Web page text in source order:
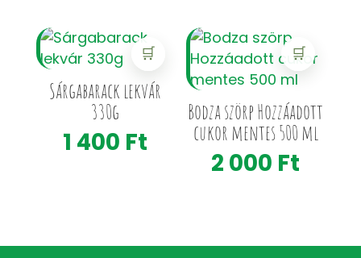
🛒
Sárgabarack lekvár
330g
1 400 Ft
🛒
Bodza szörp Hozzáadott
cukor mentes 500 ml
2 000 Ft